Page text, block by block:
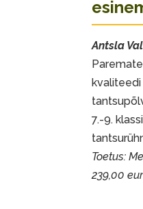
Antsla
7.-9.
Toetus:
239,00